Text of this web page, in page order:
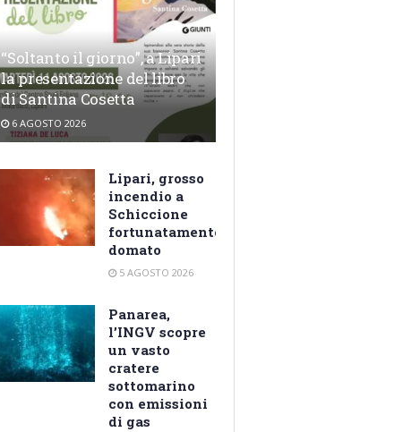
“Soltanto il giorno”, a Lipari
la presentazione del libro
di Santina Cosetta
6 AGOSTO 2026
Lipari, grosso
incendio a
Schiccione
fortunatamente
domato
5 AGOSTO 2026
Panarea,
l’INGV scopre
un vasto
cratere
sottomarino
con emissioni
di gas